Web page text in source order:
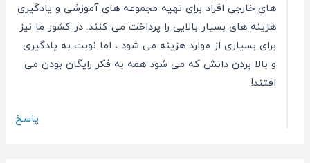
های خارجی افراد برای تهیه مجموعه های آموزشی و یادگیری
هزینه های بسیار بالایی را پرداخت می کنند. در کشور ما نیز
برای بسیاری از موارد هزینه می شود ، اما نوبت به یادگیری
و بالا بردن دانش که می شود همه به فکر رایگان بودن می
افتند!
پاسخ